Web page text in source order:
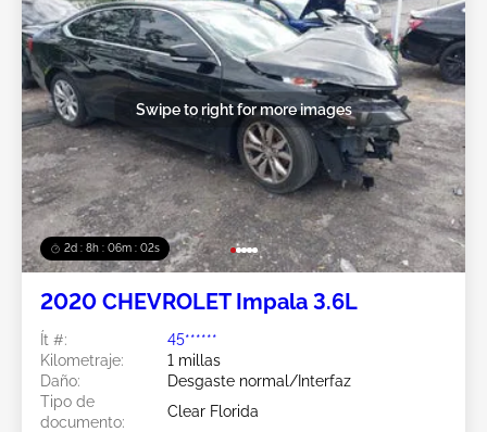
2d : 8h : 05m : 59s
Swipe to right for more images
2020 CHEVROLET Impala 3.6L
Ít #:
45******
Kilometraje:
1 millas
Daño:
Desgaste normal/Interfaz
Tipo de
documento:
Clear Florida